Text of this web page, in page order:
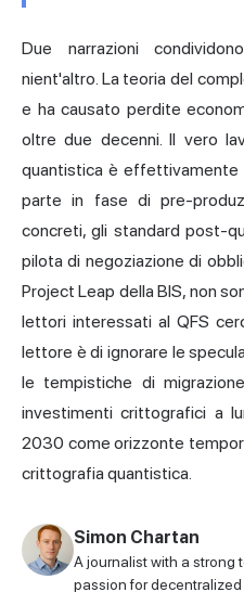
Due narrazioni
nient'altro. La teoria del
e ha causato perdite
oltre due decenni. Il vero
quantistica è effettivamente
parte in fase di pre-
concreti, gli standard post-
pilota di negoziazione di
Project Leap della BIS, non
lettori interessati al QFS
lettore è di ignorare le
le tempistiche di
investimenti crittografici a
2030 come orizzonte
crittografia quantistica.
Simon Chartan
A journalist with a strong
passion for